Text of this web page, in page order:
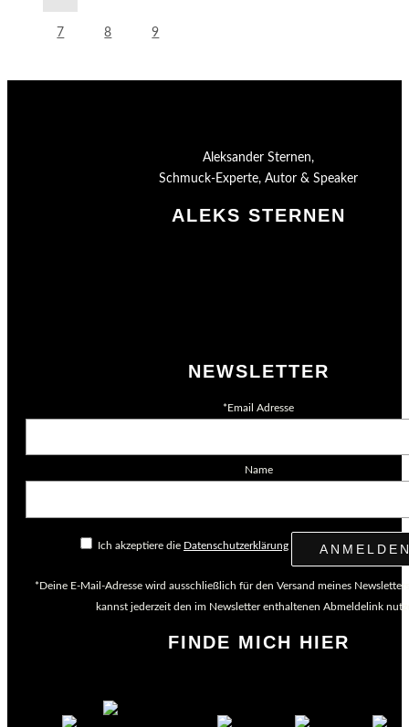
7 8 9
Aleksander Sternen,
Schmuck-Experte, Autor & Speaker
ALEKS STERNEN
NEWSLETTER
*Email Adresse
Name
Ich akzeptiere die Datenschutzerklärung
*Deine E-Mail-Adresse wird ausschließlich für den Versand meines
kannst jederzeit den im Newsletter enthaltenen Abmeldelink
FINDE MICH HIER